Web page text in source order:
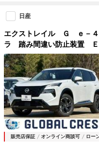
日産
エクストレイル Ｇ ｅ－４
ラ 踏み間違い防止装置
ート 地デジＴＶ インテリ
ル メモリーナビゲーショ
ト ＡＷ
販売店保証 オンライン商談可 ロー